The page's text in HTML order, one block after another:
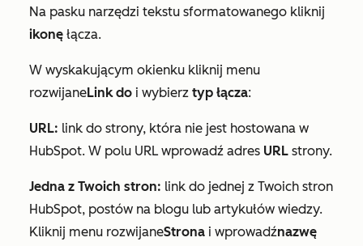
Na pasku narzędzi tekstu sformatowanego kliknij
ikonę łącza.
W wyskakującym okienku kliknij menu
rozwijaneLink do i wybierz typ łącza:
URL: link do strony, która nie jest hostowana w
HubSpot. W polu URL wprowadź adres URL strony.
Jedna z Twoich stron: link do jednej z Twoich stron
HubSpot, postów na blogu lub artykułów wiedzy.
Kliknij menu rozwijaneStrona i wprowadźnazwę